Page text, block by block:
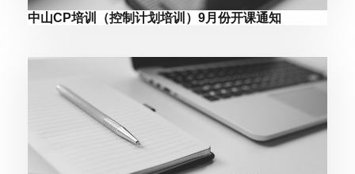
中山CP培训（控制计划培训）9月份开课通知